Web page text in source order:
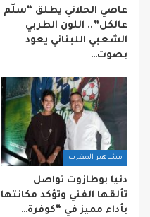
عاصي الحلاني يطلق “سلّم
عالكل”.. اللون الطربي
الشعبي اللبناني يعود
بصوت…
مشاهير المغرب
دنيا بوطازوت تواصل
تألقها الفني وتؤكد مكانتها
بأداء مميز في “كوفرة…